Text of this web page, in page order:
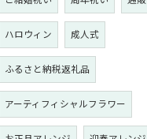
ハロウィン 成人式
ふるさと納税返礼品
アーティフィシャルフラワー